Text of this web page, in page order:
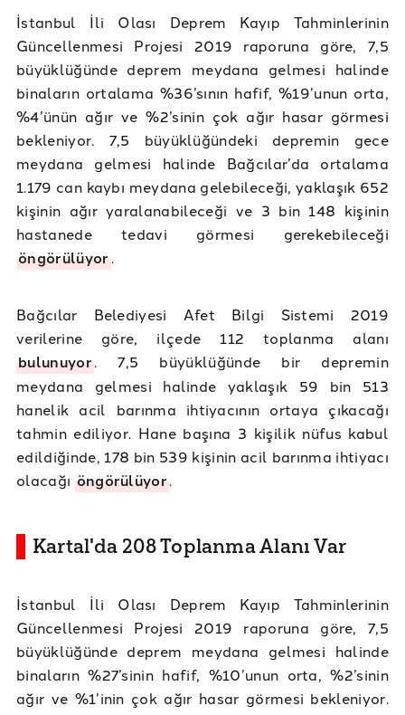
İstanbul İli Olası Deprem Kayıp Tahminlerinin
Güncellenmesi Projesi 2019 raporuna göre, 7,5
büyüklüğünde deprem meydana gelmesi halinde
binaların ortalama %36’sının hafif, %19’unun orta,
%4’ünün ağır ve %2’sinin çok ağır hasar görmesi
bekleniyor. 7,5 büyüklüğündeki depremin gece
meydana gelmesi halinde Bağcılar’da ortalama
1.179 can kaybı meydana gelebileceği, yaklaşık 652
kişinin ağır yaralanabileceği ve 3 bin 148 kişinin
hastanede tedavi görmesi gerekebileceği
öngörülüyor.
Bağcılar Belediyesi Afet Bilgi Sistemi 2019
verilerine göre, ilçede 112 toplanma alanı
bulunuyor. 7,5 büyüklüğünde bir depremin
meydana gelmesi halinde yaklaşık 59 bin 513
hanelik acil barınma ihtiyacının ortaya çıkacağı
tahmin ediliyor. Hane başına 3 kişilik nüfus kabul
edildiğinde, 178 bin 539 kişinin acil barınma ihtiyacı
olacağı öngörülüyor.
Kartal'da 208 Toplanma Alanı Var
İstanbul İli Olası Deprem Kayıp Tahminlerinin
Güncellenmesi Projesi 2019 raporuna göre, 7,5
büyüklüğünde deprem meydana gelmesi halinde
binaların %27’sinin hafif, %10’unun orta, %2’sinin
ağır ve %1’inin çok ağır hasar görmesi bekleniyor.